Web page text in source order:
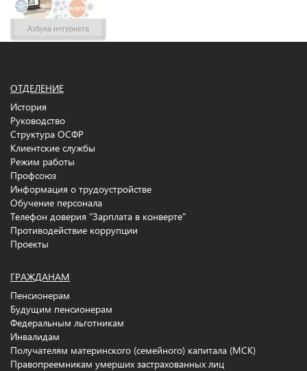
Азбука интернета
ОТДЕЛЕНИЕ
История
Руководство
Структура ОСФР
Клиентские службы
Режим работы
Профсоюз
Информация о трудоустройстве
Обучение персонала
Телефон доверия "Зарплата в конверте"
Противодействие коррупции
Проекты
ГРАЖДАНАМ
Пенсионерам
Будущим пенсионерам
Федеральным льготникам
Инвалидам
Получателям материнского (семейного) капитала (МСК)
Правопреемникам умерших застрахованных лиц